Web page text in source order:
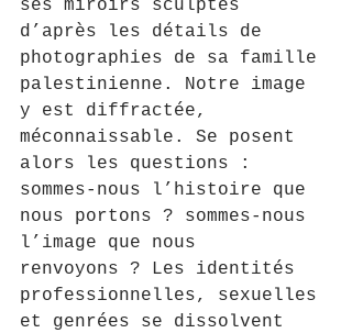
ses miroirs sculptés
d’après les détails de
photographies de sa famille
palestinienne. Notre image
y est diffractée,
méconnaissable. Se posent
alors les questions :
sommes-nous l’histoire que
nous portons ? sommes-nous
l’image que nous
renvoyons ? Les identités
professionnelles, sexuelles
et genrées se dissolvent